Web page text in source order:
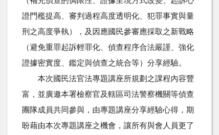
證門檻提高、審判過程高度透明化、犯罪事實與量
刑之高度爭執），及因應國民參審應採取之新戰略
（避免重罪起訴輕罪化、偵查程序合法嚴謹、強化
證據密實度、鑑定與偵查之統合等）分享經驗。
本次國民法官法專題講座所規劃之課程內容豐
富，並廣邀本署檢察官及轄區司法警察機關等偵查
團隊成員共同參與，由專題講座分享經驗心得，期
盼藉由本次專題講座之機會，讓所有與會人員更了